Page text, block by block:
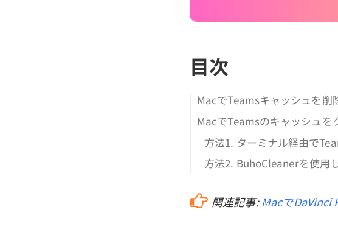
目次
MacでTeamsキャッシュを削
MacでTeamsのキャッシュを
方法1. ターミナル経由で
方法2. BuhoCleanerを使用
関連記事: MacでDaVinci